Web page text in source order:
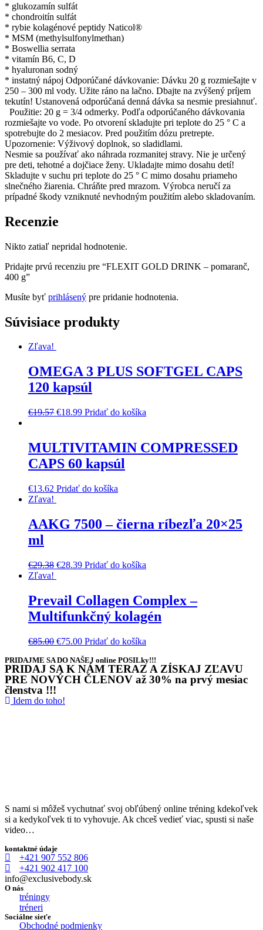
* glukozamín sulfát
* chondroitín sulfát
* rybie kolagénové peptidy Naticol®
* MSM (methylsulfonylmethan)
* Boswellia serrata
* vitamín B6, C, D
* hyaluronan sodný
* instatný nápoj Odporúčané dávkovanie: Dávku 20 g rozmiešajte v
250 – 300 ml vody. Užite ráno na lačno. Dbajte na zvýšený príjem
tekutín! Ustanovená odporúčaná denná dávka sa nesmie presiahnuť.
Použitie: 20 g = 3/4 odmerky. Podľa odporúčaného dávkovania
rozmiešajte vo vode. Po otvorení skladujte pri teplote do 25 ° C a
spotrebujte do 2 mesiacov. Pred použitím dózu pretrepte.
Upozornenie: Výživový doplnok, so sladidlami.
Nesmie sa používať ako náhrada rozmanitej stravy. Nie je určený
pre deti, tehotné a dojčiace ženy. Ukladajte mimo dosahu detí!
Skladujte v suchu pri teplote do 25 ° C mimo dosahu priameho
slnečného žiarenia. Chráňte pred mrazom. Výrobca neručí za
prípadné škody vzniknuté nevhodným použitím alebo skladovaním.
Recenzie
Nikto zatiaľ nepridal hodnotenie.
Pridajte prvú recenziu pre “FLEXIT GOLD DRINK – pomaranč,
400 g”
Musíte byť prihlásený pre pridanie hodnotenia.
Súvisiace produkty
Zľava!
OMEGA 3 PLUS SOFTGEL CAPS
120 kapsúl
€19.57 €18.99 Pridať do košíka
MULTIVITAMIN COMPRESSED
CAPS 60 kapsúl
€13.62 Pridať do košíka
Zľava!
AAKG 7500 – čierna ríbezľa 20×25
ml
€29.38 €28.39 Pridať do košíka
Zľava!
Prevail Collagen Complex –
Multifunkčný kolagén
€85.00 €75.00 Pridať do košíka
PRIDAJME SA DO NAŠEJ online POSILky!!!
PRIDAJ SA K NÁM TERAZ A ZÍSKAJ ZĽAVU
PRE NOVÝCH ČLENOV až 30% na prvý mesiac
členstva !!!
Idem do toho!
S nami si môžeš vychutnať svoj obľúbený online tréning kdekoľvek
si a kedykoľvek ti to vyhovuje. Ak chceš vedieť viac, spusti si naše
video…
kontaktné údaje
+421 907 552 806
+421 902 417 100
info@exclusivebody.sk
O nás
tréningy
tréneri
Sociálne sieťe
Obchodné podmienky